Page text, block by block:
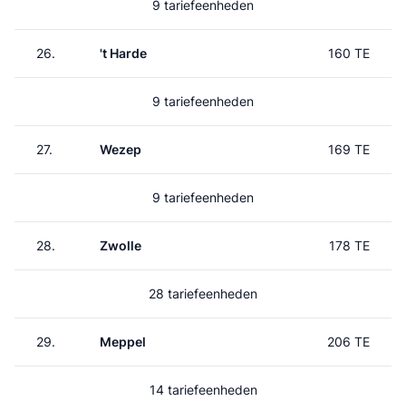
9 tariefeenheden
26. 't Harde 160 TE
9 tariefeenheden
27. Wezep 169 TE
9 tariefeenheden
28. Zwolle 178 TE
28 tariefeenheden
29. Meppel 206 TE
14 tariefeenheden